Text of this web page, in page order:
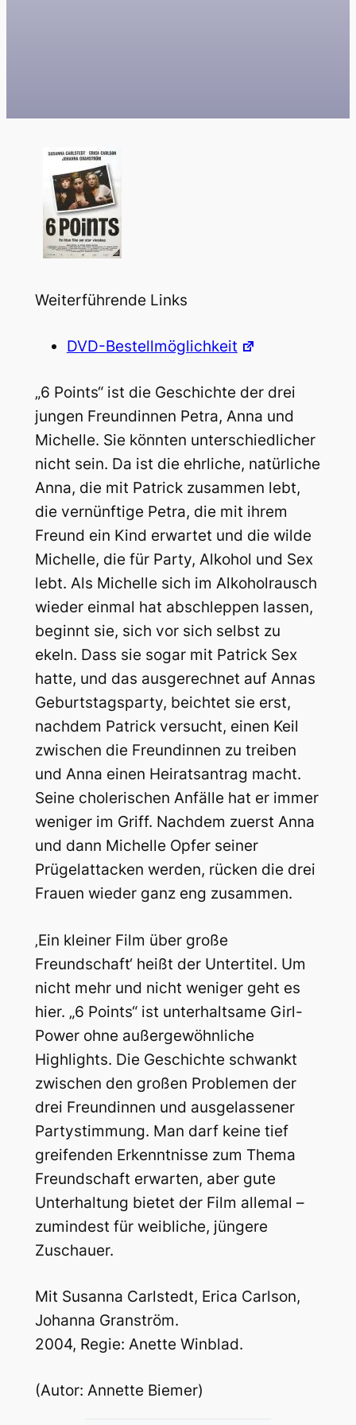
Weiterführende Links
DVD-Bestellmöglichkeit
„6 Points“ ist die Geschichte der drei
jungen Freundinnen Petra, Anna und
Michelle. Sie könnten unterschiedlicher
nicht sein. Da ist die ehrliche, natürliche
Anna, die mit Patrick zusammen lebt,
die vernünftige Petra, die mit ihrem
Freund ein Kind erwartet und die wilde
Michelle, die für Party, Alkohol und Sex
lebt. Als Michelle sich im Alkoholrausch
wieder einmal hat abschleppen lassen,
beginnt sie, sich vor sich selbst zu
ekeln. Dass sie sogar mit Patrick Sex
hatte, und das ausgerechnet auf Annas
Geburtstagsparty, beichtet sie erst,
nachdem Patrick versucht, einen Keil
zwischen die Freundinnen zu treiben
und Anna einen Heiratsantrag macht.
Seine cholerischen Anfälle hat er immer
weniger im Griff. Nachdem zuerst Anna
und dann Michelle Opfer seiner
Prügelattacken werden, rücken die drei
Frauen wieder ganz eng zusammen.
‚Ein kleiner Film über große
Freundschaft‘ heißt der Untertitel. Um
nicht mehr und nicht weniger geht es
hier. „6 Points“ ist unterhaltsame Girl-
Power ohne außergewöhnliche
Highlights. Die Geschichte schwankt
zwischen den großen Problemen der
drei Freundinnen und ausgelassener
Partystimmung. Man darf keine tief
greifenden Erkenntnisse zum Thema
Freundschaft erwarten, aber gute
Unterhaltung bietet der Film allemal –
zumindest für weibliche, jüngere
Zuschauer.
Mit Susanna Carlstedt, Erica Carlson,
Johanna Granström.
2004, Regie: Anette Winblad.
(Autor: Annette Biemer)